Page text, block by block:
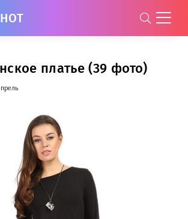
платье (39 фото)